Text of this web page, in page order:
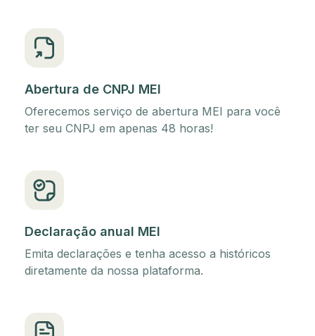
Abertura de CNPJ MEI
Oferecemos serviço de abertura MEI para você
ter seu CNPJ em apenas 48 horas!
Declaração anual MEI
Emita declarações e tenha acesso a históricos
diretamente da nossa plataforma.